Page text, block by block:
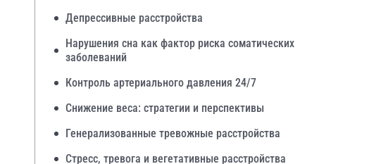
Депрессивные расстройства
Нарушения сна как фактор риска соматических
заболеваний
Контроль артериального давления 24/7
Снижение веса: стратегии и перспективы
Генерализованные тревожные расстройства
Стресс, тревога и вегетативные расстройства